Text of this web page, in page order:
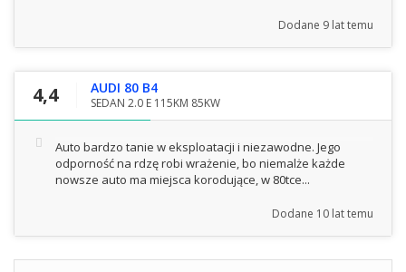
Dodane 9 lat temu
4,4 AUDI 80 B4
SEDAN 2.0 E 115KM 85KW
Auto bardzo tanie w eksploatacji i niezawodne. Jego
odporność na rdzę robi wrażenie, bo niemalże każde
nowsze auto ma miejsca korodujące, w 80tce...
Dodane 10 lat temu